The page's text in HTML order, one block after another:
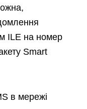
ILE на номер
Smart
в мережі